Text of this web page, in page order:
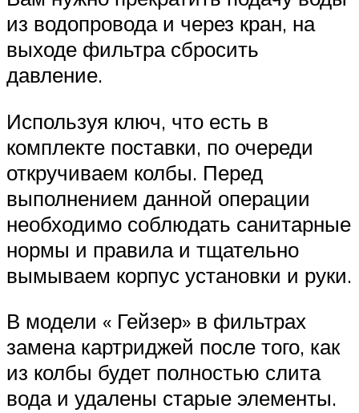
из водопровода и через кран, на
выходе фильтра сбросить
давление.
Используя ключ, что есть в
комплекте поставки, по очереди
откручиваем колбы. Перед
выполнением данной операции
необходимо соблюдать санитарные
нормы и правила и тщательно
вымываем корпус установки и руки.
В модели « Гейзер» в фильтрах
замена картриджей после того, как
из колбы будет полностью слита
вода и удалены старые элементы.